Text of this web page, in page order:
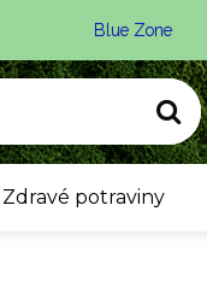
Blue Zone
Zdravé potraviny